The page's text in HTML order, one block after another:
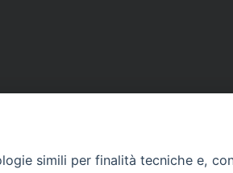
simili per finalità tecniche e,